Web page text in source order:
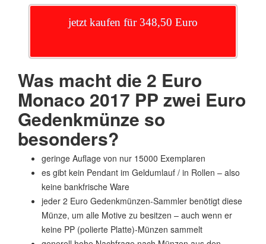
jetzt kaufen für 348,50 Euro
Was macht die 2 Euro
Monaco 2017 PP zwei Euro
Gedenkmünze so
besonders?
geringe Auflage von nur 15000 Exemplaren
es gibt kein Pendant im Geldumlauf / in Rollen – also
keine bankfrische Ware
jeder 2 Euro Gedenkmünzen-Sammler benötigt diese
Münze, um alle Motive zu besitzen – auch wenn er
keine PP (polierte Platte)-Münzen sammelt